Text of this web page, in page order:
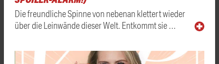
Die freundliche Spinne von nebenan klettert wieder
über die Leinwände dieser Welt. Entkommt sie …